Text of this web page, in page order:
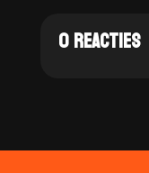
0 REACTIES